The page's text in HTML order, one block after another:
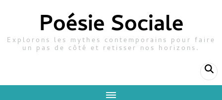
Poésie Sociale
Explorons les mythes contemporains pour faire
un pas de côté et retisser nos horizons.